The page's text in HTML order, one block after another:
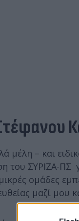
μέλη – και
του ΣΥΡΙΖΑ-ΠΣ
ομάδες
μαζί μου